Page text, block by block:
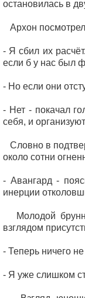
остановилась в
Архон
- Я сбил их
если б у нас был
- Но если они
- Нет - покачал
себя, и
Словно в
около сотни
- Авангард -
инерции
Молодой
взглядом
- Теперь ничего
- Я уже слишком